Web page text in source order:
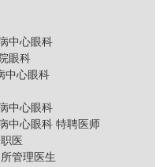
中心眼科
眼科
心眼科
中心眼科
中心眼科 特聘医师
医
管理医生